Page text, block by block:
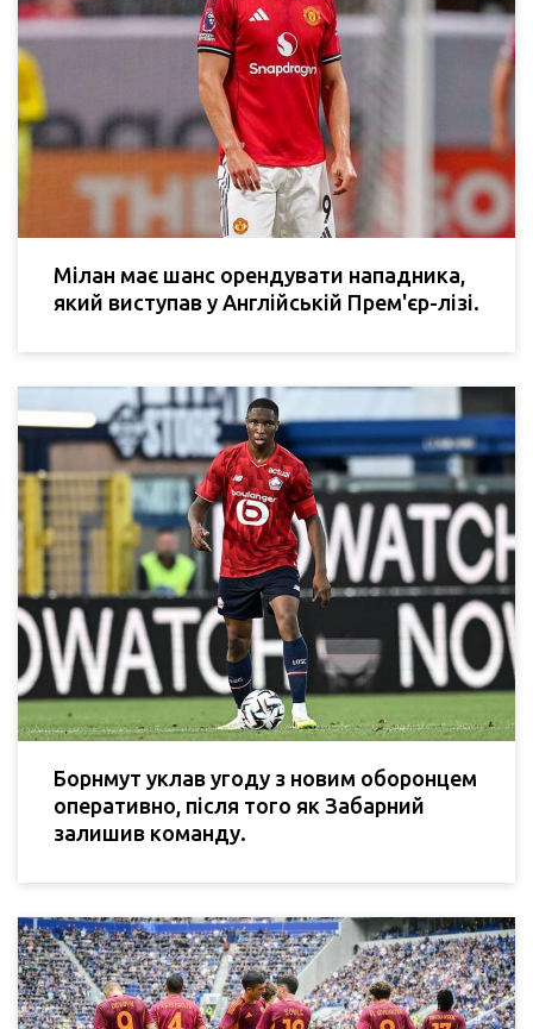
Мілан має шанс орендувати нападника,
який виступав у Англійській Прем'єр-лізі.
Борнмут уклав угоду з новим оборонцем
оперативно, після того як Забарний
залишив команду.